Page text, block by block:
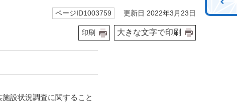
ページID1003759 更新日 2022年3月23日
印刷 大きな文字で印刷
設状況調査に関すること